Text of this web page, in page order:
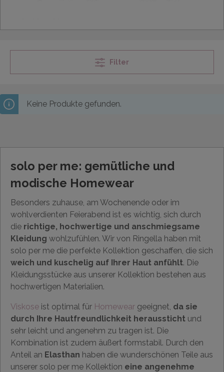
Filter
Keine Produkte gefunden.
solo per me: gemütliche und
modische Homewear
Besonders zuhause, am Wochenende oder im
wohlverdienten Feierabend ist es wichtig, sich durch
die richtige, hochwertige und anschmiegsame
Kleidung wohlzufühlen. Wir von Ringella haben mit
solo per me die perfekte Kollektion geschaffen, die sich
weich und kuschelig auf Ihrer Haut anfühlt. Die
Kleidungsstücke aus unserer Kollektion bestehen aus
hochwertigen Materialien.
Viskose ist optimal für Homewear geeignet, da sie
durch Ihre Hautfreundlichkeit heraussticht und
sehr leicht und angenehm zu tragen ist. Die
Kombination ist zudem äußert formstabil. Durch den
Anteil an Elasthan haben die wunderschönen Teile aus
unserer solo per me Kollektion eine angenehme